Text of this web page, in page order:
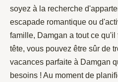
soyez à la recherche
escapade romantique ou
famille, Damgan a tout ce
tête, vous pouvez être sûr de
vacances parfaite à Damgan
besoins ! Au moment de